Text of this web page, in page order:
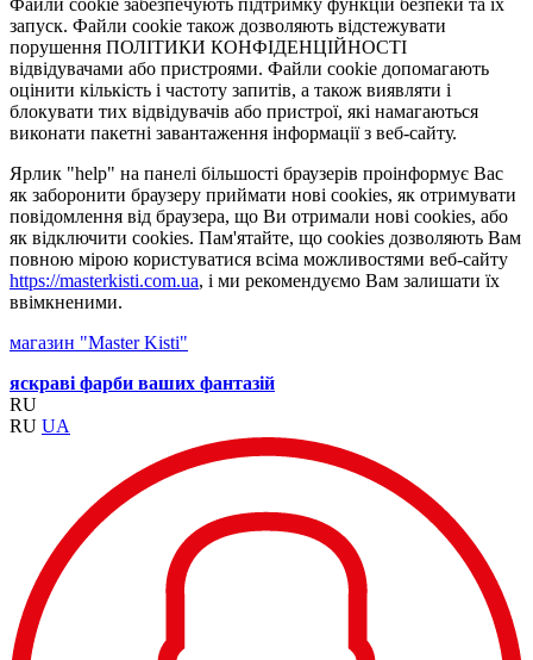
Файли cookie забезпечують підтримку функцій безпеки та їх
запуск. Файли cookie також дозволяють відстежувати
порушення ПОЛІТИКИ КОНФІДЕНЦІЙНОСТІ
відвідувачами або пристроями. Файли cookie допомагають
оцінити кількість і частоту запитів, а також виявляти і
блокувати тих відвідувачів або пристрої, які намагаються
виконати пакетні завантаження інформації з веб-сайту.
Ярлик "help" на панелі більшості браузерів проінформує Вас
як заборонити браузеру приймати нові cookies, як отримувати
повідомлення від браузера, що Ви отримали нові cookies, або
як відключити cookies. Пам'ятайте, що cookies дозволяють Вам
повною мірою користуватися всіма можливостями веб-сайту
https://masterkisti.com.ua, і ми рекомендуємо Вам залишати їх
ввімкненими.
магазин "Master Kisti"
яскраві фарби ваших фантазій
RU
RU UA